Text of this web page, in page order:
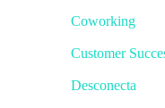
Coworking
Customer
Desconecta